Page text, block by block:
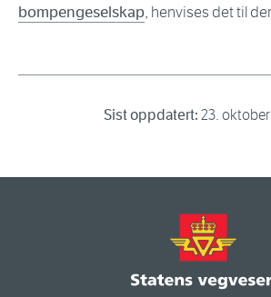
bompengeselskap, henvises det til
Sist oppdatert: 23.